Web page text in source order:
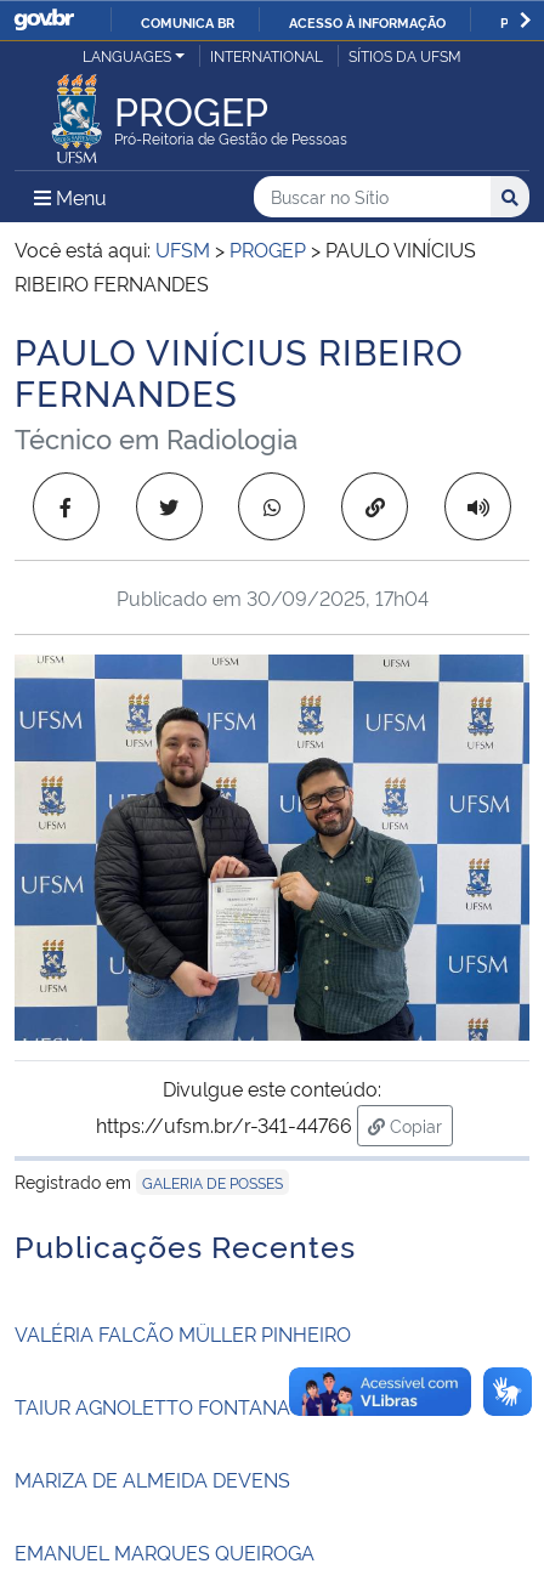
IR
COMUNICA BR ACESSO À INFORMAÇÃO
Ministério da Justiça e Segurança Pública
Ministério da Defesa
Ministério das Relações Exteriores
Ministério da Infraestrutura
Ministério da Agricultura, Pecuária e Abastecimento
Ministério da Educação
Ministério da Cidadania
Ministério de Minas e Energia
Ministério da Ciência, Tecnologia, Inovações e Comunicações
Ministério do Meio Ambiente
Ministério do Turismo
Ministério do Desenvolvimento Regional
Controladoria-Geral da União
Ministério da Mulher, da Família e dos Direitos Humanos
Advocacia-Geral da União
Banco Central do Brasil
LANGUAGES INTERNATIONAL SÍTIOS DA UFSM
PROGEP
Pró-Reitoria de Gestão de Pessoas
Menu Menu Principal do Sítio
Busca
Buscar no no Sítio
Busca:
Você está aqui: UFSM > PROGEP > PAULO VINÍCIUS
RIBEIRO FERNANDES
Início do conteúdo
PAULO VINÍCIUS RIBEIRO
FERNANDES
Técnico em Radiologia
Copiar para área
Publicado em 30/09/2025, 17h04
Divulgue este conteúdo:
https://ufsm.br/r-341-44766
Copiar
para área de
Registrado em GALERIA DE POSSES
Publicações Recentes
VALÉRIA FALCÃO MÜLLER PINHEIRO
TAIUR AGNOLETTO FONTANA
MARIZA DE ALMEIDA DEVENS
EMANUEL MARQUES QUEIROGA